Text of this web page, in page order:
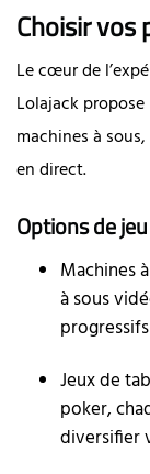
Choisir vos
Le cœur de
Lolajack
machines à
en direct.
Options de jeu
Machines
à sous
Jeux de
poker,
diversifier